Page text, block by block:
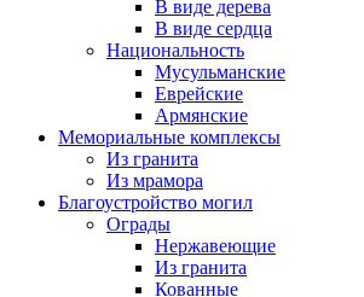
В виде дерева
В виде сердца
Национальность
Мусульманские
Еврейские
Армянские
Мемориальные комплексы
Из гранита
Из мрамора
Благоустройство могил
Ограды
Нержавеющие
Из гранита
Кованные